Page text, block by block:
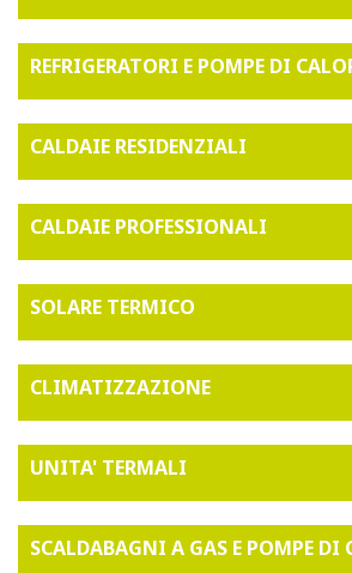
REFRIGERATORI E POMPE DI
CALDAIE RESIDENZIALI
CALDAIE PROFESSIONALI
SOLARE TERMICO
CLIMATIZZAZIONE
UNITA' TERMALI
SCALDABAGNI A GAS E POMPE DI